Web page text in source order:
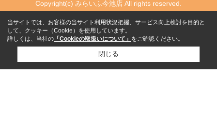
Copyright(c) みらいふ今池店 All rights reserved.
当サイトでは、お客様の当サイト利用状況把握、サービス向上検討を目的と
して、クッキー（Cookie）を使用しています。
詳しくは、当社の 「Cookieの取扱いについて」 をご確認ください。
閉じる